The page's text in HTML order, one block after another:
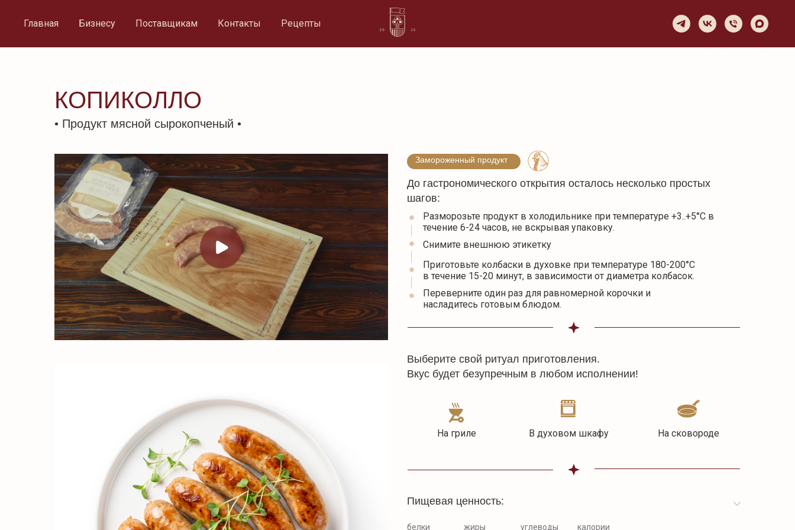
Главная Бизнесу Поставщикам Контакты Рецепты
Замороженный продукт
КОПИКОЛЛО
• Продукт мясной сырокопченый •
До гастрономического открытия осталось несколько простых
шагов:
Разморозьте продукт в холодильнике при температуре +3..+5°C в
течение 6-24 часов, не вскрывая упаковку.
Снимите внешнюю этикетку
Приготовьте колбаски в духовке при температуре 180-200°C
в течение 15-20 минут, в зависимости от диаметра колбасок.
Переверните один раз для равномерной корочки и
насладитесь готовым блюдом.
Выберите свой ритуал приготовления.
Вкус будет безупречным в любом исполнении!
На гриле В духовом шкафу На сковороде
Пищевая ценность:
белки жиры углеводы калории